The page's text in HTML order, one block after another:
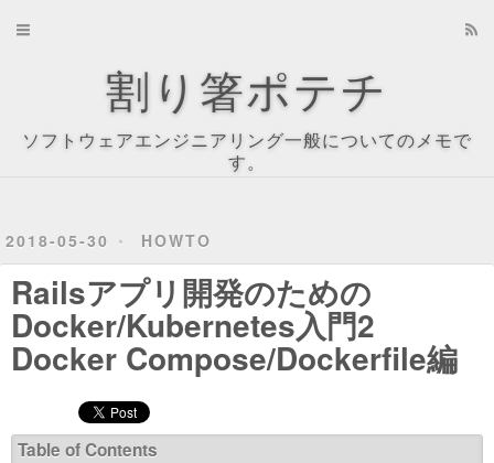
割り箸ポテチ
ソフトウェアエンジニアリング一般についてのメモで
す。
2018-05-30 HOWTO
Railsアプリ開発のための
Docker/Kubernetes入門2
Docker Compose/Dockerfile編
Table of Contents
Home
About
Tag Cloud
Tags
Categories